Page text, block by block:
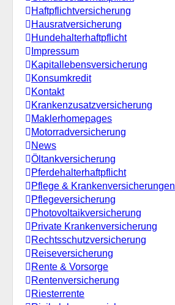
Haftpflichtversicherung
Hausratversicherung
Hundehalterhaftpflicht
Impressum
Kapitallebensversicherung
Konsumkredit
Kontakt
Krankenzusatzversicherung
Maklerhomepages
Motorradversicherung
News
Öltankversicherung
Pferdehalterhaftpflicht
Pflege & Krankenversicherungen
Pflegeversicherung
Photovoltaikversicherung
Private Krankenversicherung
Rechtsschutzversicherung
Reiseversicherung
Rente & Vorsorge
Rentenversicherung
Riesterrente